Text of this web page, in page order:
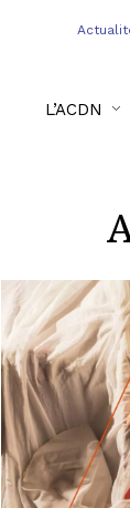
L’ACDN